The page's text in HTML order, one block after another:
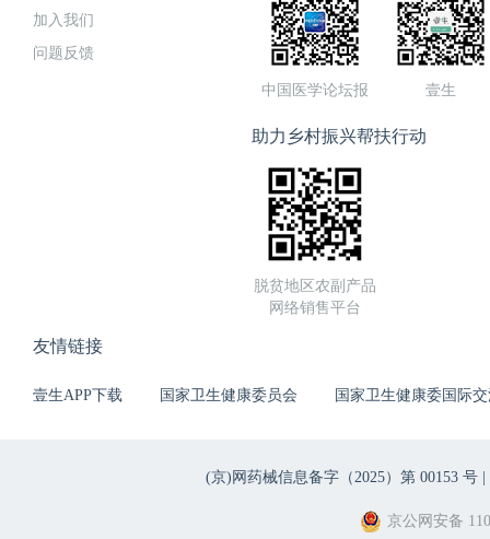
加入我们
问题反馈
中国医学论坛报 壹生
助力乡村振兴帮扶行动
脱贫地区农副产品
网络销售平台
友情链接
壹生APP下载 国家卫生健康委员会 国家卫生健康委国际
(京)网药械信息备字（2025）第 00153 号 |
京公网安备